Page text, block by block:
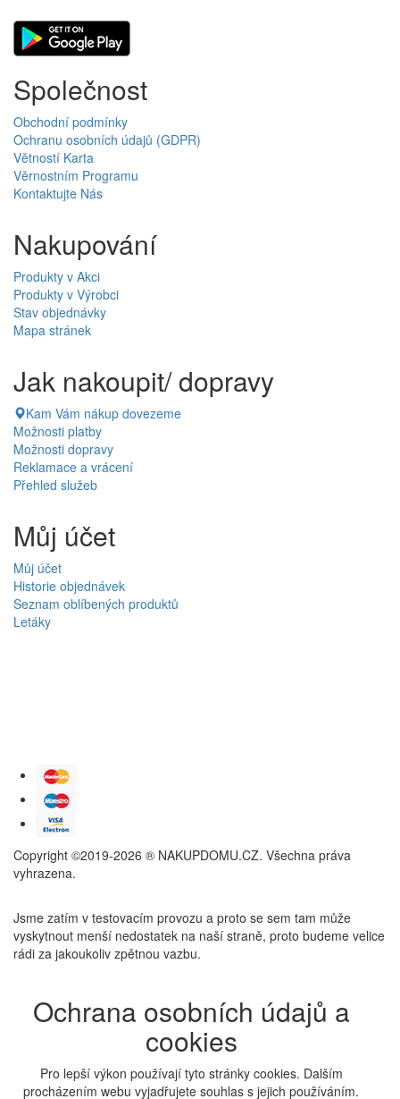
Společnost
Obchodní podmínky
Ochranu osobních údajů (GDPR)
Větností Karta
Věrnostním Programu
Kontaktujte Nás
Nakupování
Produkty v Akci
Produkty v Výrobci
Stav objednávky
Mapa stránek
Jak nakoupit/ dopravy
Kam Vám nákup dovezeme
Možnosti platby
Možnosti dopravy
Reklamace a vrácení
Přehled služeb
Můj účet
Můj účet
Historie objednávek
Seznam oblíbených produktů
Letáky
Copyright ©2019-2026 ® NAKUPDOMU.CZ. Všechna práva
vyhrazena.
Jsme zatím v testovacím provozu a proto se sem tam může
vyskytnout menší nedostatek na naší straně, proto budeme velice
rádi za jakoukoliv zpětnou vazbu.
Ochrana osobních údajů a
cookies
Pro lepší výkon používají tyto stránky cookies. Dalším
procházením webu vyjadřujete souhlas s jejich používáním.